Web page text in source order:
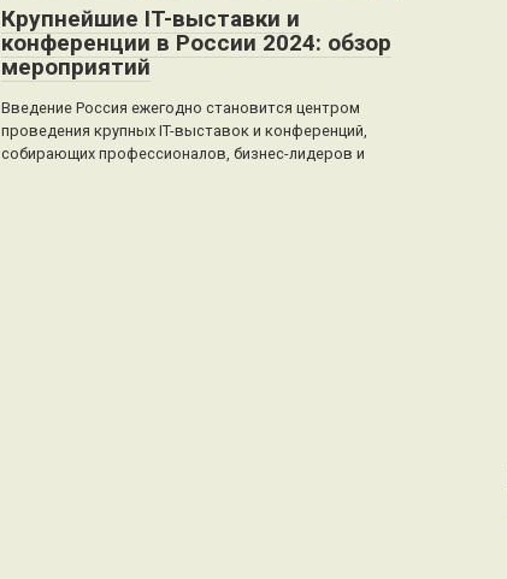
Крупнейшие IT-выставки и
конференции в России 2024: обзор
мероприятий
Введение Россия ежегодно становится центром
проведения крупных IT-выставок и конференций,
собирающих профессионалов, бизнес-лидеров и